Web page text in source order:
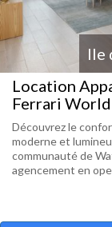
Ile
Location
Ferrari
Découvrez le
moderne et
communauté de
agencement en